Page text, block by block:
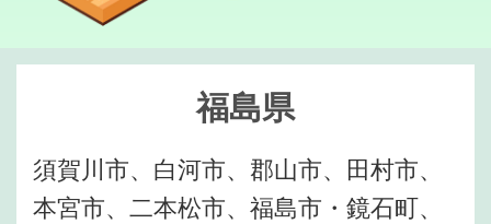
福島県
須賀川市、白河市、郡山市、田村市、
本宮市、二本松市、福島市・鏡石町、